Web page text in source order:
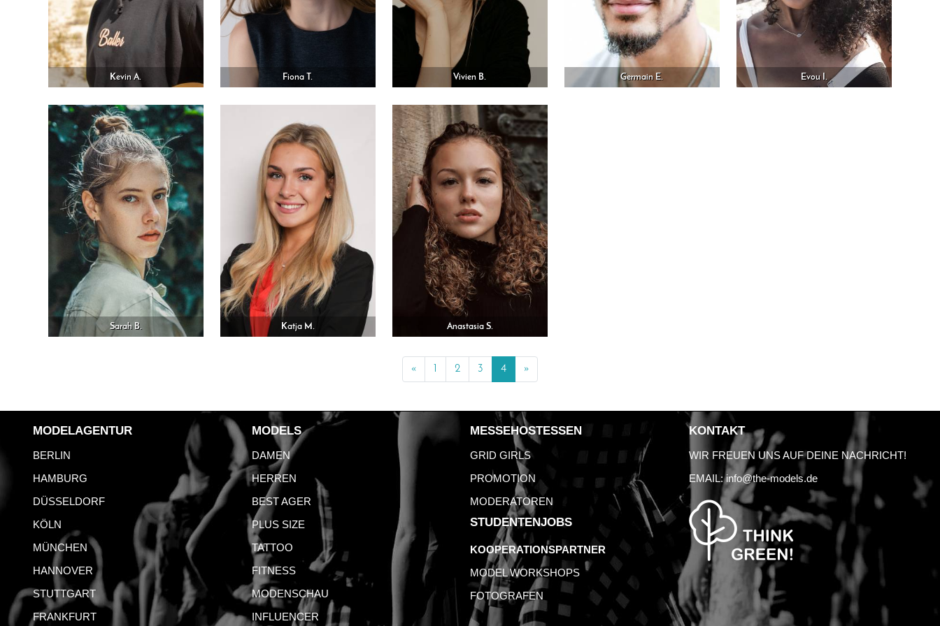
Kevin A. Fiona T. Vivien B. Germain E. Evou I.
Sarah B. Katja M. Anastasia S.
« 2 3 4 »
MODELAGENTUR
BERLIN
HAMBURG
DÜSSELDORF
KÖLN
MÜNCHEN
HANNOVER
STUTTGART
FRANKFURT
MODELS
DAMEN
HERREN
BEST AGER
PLUS SIZE
TATTOO
FITNESS
MODENSCHAU
INFLUENCER
MESSEHOSTESSEN
GRID GIRLS
PROMOTION
MODERATOREN
STUDENTENJOBS
KOOPERATIONSPARTNER
MODEL WORKSHOPS
FOTOGRAFEN
KONTAKT
WIR FREUEN UNS AUF DEINE NACHRICHT!
EMAIL:info@the-models.de